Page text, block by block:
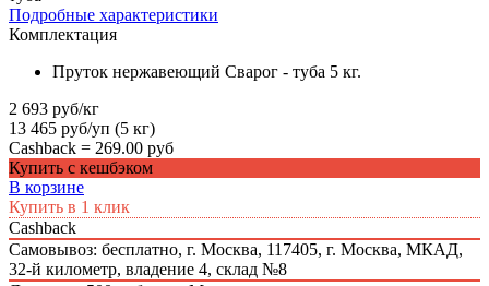
Подробные характеристики
Комплектация
Пруток нержавеющий Сварог - туба 5 кг.
2 693 руб/кг
13 465 руб/уп (5 кг)
Cashback = 269.00 руб
Купить с кешбэком
В корзине
Купить в 1 клик
Cashback
Самовывоз: бесплатно, г. Москва, 117405, г. Москва, МКАД,
32-й километр, владение 4, склад №8